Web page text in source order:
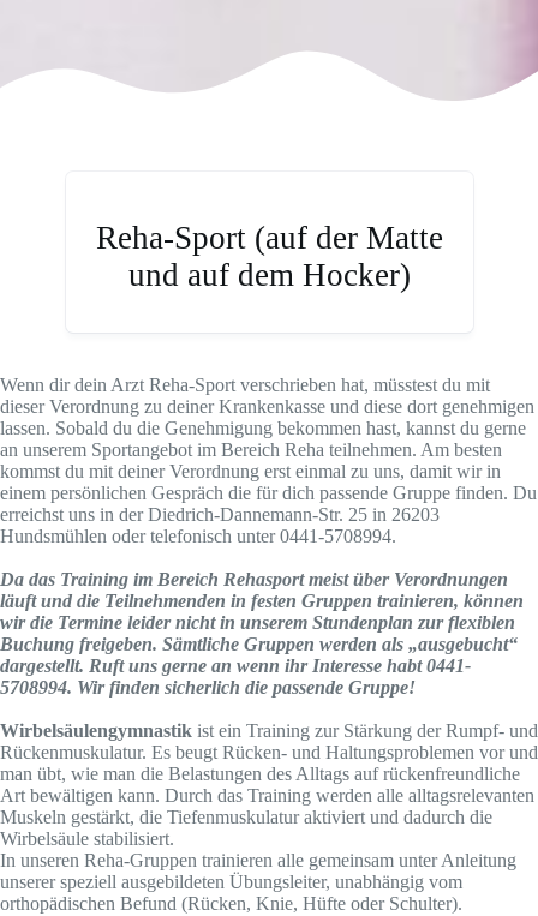
Reha-Sport (auf der Matte
und auf dem Hocker)
Wenn dir dein Arzt Reha-Sport verschrieben hat, müsstest du mit
dieser Verordnung zu deiner Krankenkasse und diese dort genehmigen
lassen. Sobald du die Genehmigung bekommen hast, kannst du gerne
an unserem Sportangebot im Bereich Reha teilnehmen. Am besten
kommst du mit deiner Verordnung erst einmal zu uns, damit wir in
einem persönlichen Gespräch die für dich passende Gruppe finden. Du
erreichst uns in der Diedrich-Dannemann-Str. 25 in 26203
Hundsmühlen oder telefonisch unter 0441-5708994.
Da das Training im Bereich Rehasport meist über Verordnungen
läuft und die Teilnehmenden in festen Gruppen trainieren, können
wir die Termine leider nicht in unserem Stundenplan zur flexiblen
Buchung freigeben. Sämtliche Gruppen werden als „ausgebucht“
dargestellt. Ruft uns gerne an wenn ihr Interesse habt 0441-
5708994. Wir finden sicherlich die passende Gruppe!
Wirbelsäulengymnastik ist ein Training zur Stärkung der Rumpf- und
Rückenmuskulatur. Es beugt Rücken- und Haltungsproblemen vor und
man übt, wie man die Belastungen des Alltags auf rückenfreundliche
Art bewältigen kann. Durch das Training werden alle alltagsrelevanten
Muskeln gestärkt, die Tiefenmuskulatur aktiviert und dadurch die
Wirbelsäule stabilisiert.
In unseren Reha-Gruppen trainieren alle gemeinsam unter Anleitung
unserer speziell ausgebildeten Übungsleiter, unabhängig vom
orthopädischen Befund (Rücken, Knie, Hüfte oder Schulter).